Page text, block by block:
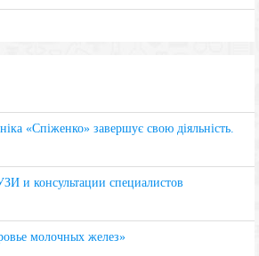
«Спіженко» завершує свою діяльність.
и консультации специалистов
молочных желез»